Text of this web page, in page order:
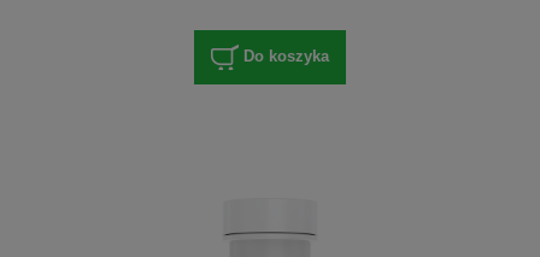
Do koszyka